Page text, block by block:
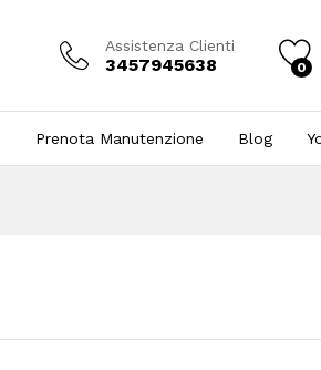
Assistenza Clienti
3457945638 0
Prenota Manutenzione Blog